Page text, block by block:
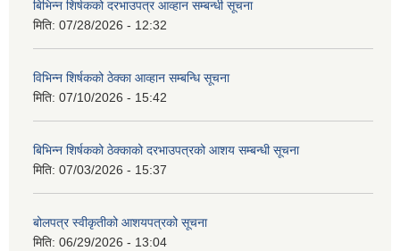
बिभिन्‍न शिर्षकको दरभाउपत्र आव्हान सम्बन्धी सूचना
मिति: 07/28/2026 - 12:32
विभिन्न शिर्षकको ठेक्का आव्हान सम्बन्धि सूचना
मिति: 07/10/2026 - 15:42
बिभिन्‍न शिर्षकको ठेक्काको दरभाउपत्रको आशय सम्बन्धी सूचना
मिति: 07/03/2026 - 15:37
बोलपत्र स्वीकृतीको आशयपत्रको सूचना
मिति: 06/29/2026 - 13:04